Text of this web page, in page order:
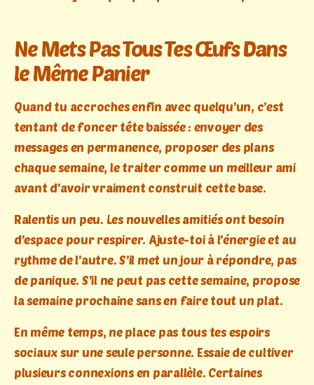
Ne Mets Pas Tous Tes Œufs Dans
le Même Panier
Quand tu accroches enfin avec quelqu’un, c’est
tentant de foncer tête baissée : envoyer des
messages en permanence, proposer des plans
chaque semaine, le traiter comme un meilleur ami
avant d’avoir vraiment construit cette base.
Ralentis un peu. Les nouvelles amitiés ont besoin
d’espace pour respirer. Ajuste-toi à l’énergie et au
rythme de l’autre. S’il met un jour à répondre, pas
de panique. S’il ne peut pas cette semaine, propose
la semaine prochaine sans en faire tout un plat.
En même temps, ne place pas tous tes espoirs
sociaux sur une seule personne. Essaie de cultiver
plusieurs connexions en parallèle. Certaines